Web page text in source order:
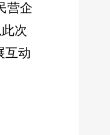
营企
次
互动